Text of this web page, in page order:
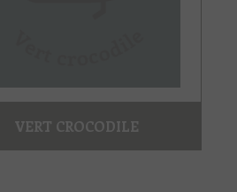
VERT CROCODILE